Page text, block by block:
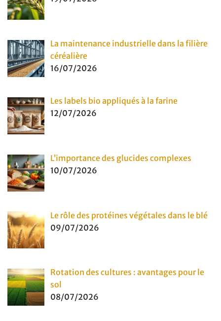
La maintenance industrielle dans la filière
céréalière
16/07/2026
Les labels bio appliqués à la farine
12/07/2026
L’importance des glucides complexes
10/07/2026
Le rôle des protéines végétales dans le blé
09/07/2026
Rotation des cultures : avantages pour le
sol
08/07/2026